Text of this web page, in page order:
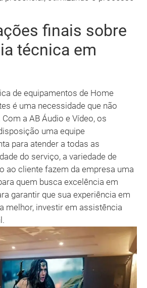
finais sobre
técnica em
de equipamentos de Home
é uma necessidade que não
a AB Áudio e Vídeo, os
uma equipe
para atender a todas as
do serviço, a variedade de
ao cliente fazem da empresa uma
quem busca excelência em
garantir que sua experiência em
melhor, investir em assistência